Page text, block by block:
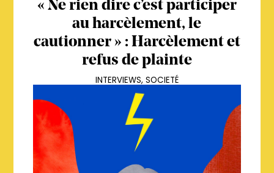
« Ne rien dire c’est participer
au harcèlement, le
cautionner » : Harcèlement et
refus de plainte
INTERVIEWS, SOCIETÉ